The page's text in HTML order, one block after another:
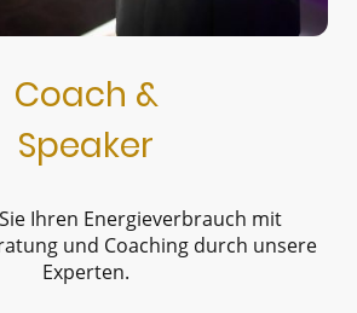
Coach &
Speaker
Ihren Energieverbrauch mit
und Coaching durch unsere
Experten.